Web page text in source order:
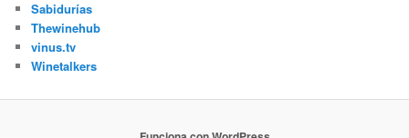
Sabidurías
Thewinehub
vinus.tv
Winetalkers